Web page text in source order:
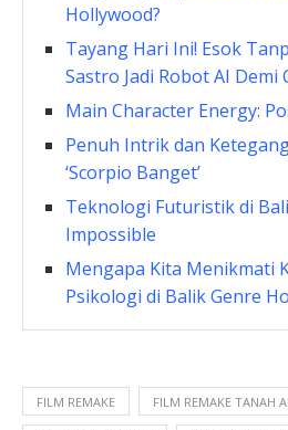
Hollywood?
Tayang Hari Ini! Esok
Sastro Jadi Robot AI Demi
Main Character Energy:
Penuh Intrik dan
‘Scorpio Banget’
Teknologi Futuristik di
Impossible
Mengapa Kita Menikmati
Psikologi di Balik Genre
FILM REMAKE FILM REMAKE TANAH